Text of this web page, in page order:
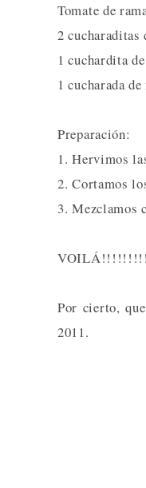
Tomate de
2 cucharaditas
1 cuchardita
1 cucharada
Preparación:
1. Hervimos
2. Cortamos
3. Mezclamos
Por cierto,
2011.